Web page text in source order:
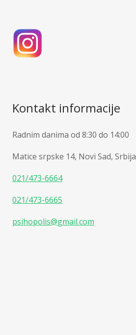
Kontakt informacije
Radnim danima od 8:30 do 14:00
Matice srpske 14, Novi Sad, Srbija
021/473-6664
021/473-6665
psihopolis@gmail.com